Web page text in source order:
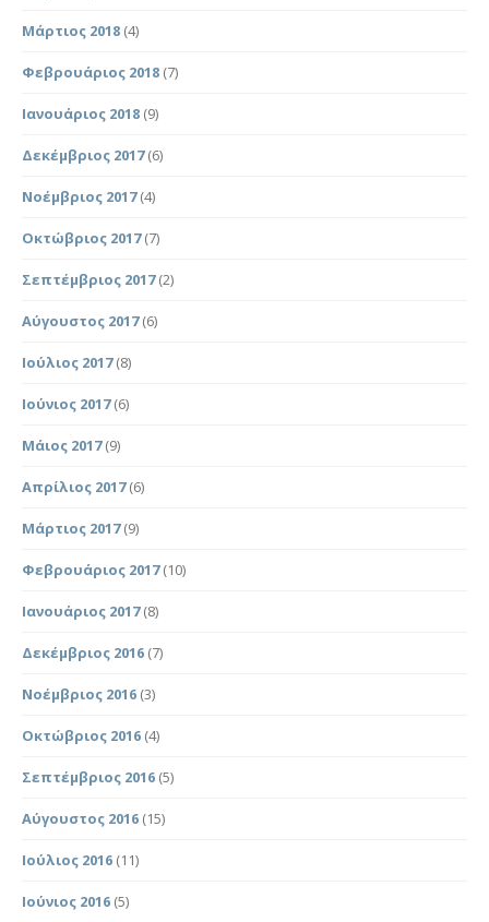
Μάρτιος 2018 (4)
Φεβρουάριος 2018 (7)
Ιανουάριος 2018 (9)
Δεκέμβριος 2017(6)
Νοέμβριος 2017(4)
Οκτώβριος 2017(7)
Σεπτέμβριος 2017(2)
Αύγουστος 2017(6)
Ιούλιος 2017(8)
Ιούνιος 2017(6)
Μάιος 2017(9)
Απρίλιος 2017(6)
Μάρτιος 2017(9)
Φεβρουάριος 2017(10)
Ιανουάριος 2017(8)
Δεκέμβριος 2016 (7)
Νοέμβριος 2016 (3)
Οκτώβριος 2016 (4)
Σεπτέμβριος 2016 (5)
Αύγουστος 2016 (15)
Ιούλιος 2016 (11)
Ιούνιος 2016 (5)